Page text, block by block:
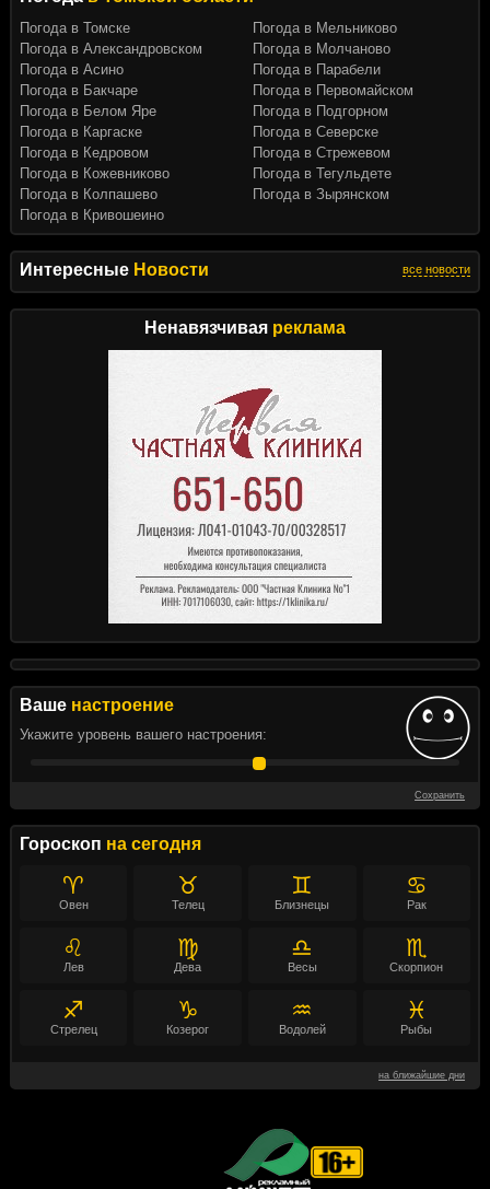
Интересные Новости все новости
Ненавязчивая реклама
Ваше настроение
Укажите уровень вашего настроения:
Сохранить
Гороскоп на сегодня
♈
Овен
♉
Телец
♊
Близнецы
♋
Рак
♌
Лев
♍
Дева
♎
Весы
♏
Скорпион
♐
Стрелец
♑
Козерог
♒
Водолей
♓
Рыбы
на ближайшие дни
Погода в Томске
Погода в Александровском
Погода в Асино
Погода в Бакчаре
Погода в Белом Яре
Погода в Каргаске
Погода в Кедровом
Погода в Кожевниково
Погода в Колпашево
Погода в Кривошеино
Погода в Мельниково
Погода в Молчаново
Погода в Парабели
Погода в Первомайском
Погода в Подгорном
Погода в Северске
Погода в Стрежевом
Погода в Тегульдете
Погода в Зырянском